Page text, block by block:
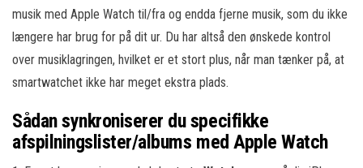
musik med Apple Watch til/fra og endda fjerne musik, som du ikke
længere har brug for på dit ur. Du har altså den ønskede kontrol
over musiklagringen, hvilket er et stort plus, når man tænker på, at
smartwatchet ikke har meget ekstra plads.
Sådan synkroniserer du specifikke
afspilningslister/albums med Apple Watch